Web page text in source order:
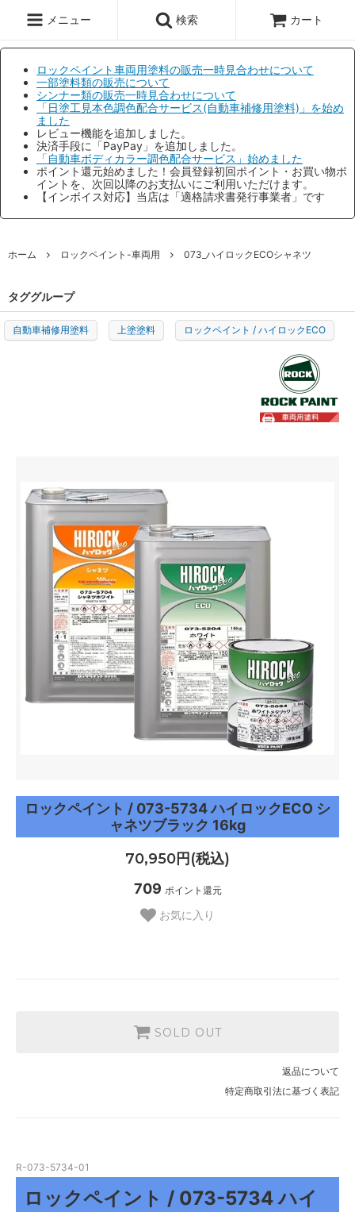
メニュー 検索 カート
ロックペイント車両用塗料の販売一時見合わせについて
一部塗料類の販売について
シンナー類の販売一時見合わせについて
「日塗工見本色調色配合サービス(自動車補修用塗料)」を始め
ました
レビュー機能を追加しました。
決済手段に「PayPay」を追加しました。
「自動車ボディカラー調色配合サービス」始めました
ポイント還元始めました！会員登録初回ポイント・お買い物ポ
イントを、次回以降のお支払いにご利用いただけます。
【インボイス対応】当店は「適格請求書発行事業者」です
ホーム ロックペイント-車両用 073_ハイロックECOシャネツ
タググループ
自動車補修用塗料 上塗塗料 ロックペイント / ハイロックECO
ロックペイント / 073-5734 ハイロックECO シ
ャネツブラック 16kg
70,950円(税込)
709 ポイント還元
お気に入り
SOLD OUT
返品について
特定商取引法に基づく表記
R-073-5734-01
ロックペイント / 073-5734 ハイ